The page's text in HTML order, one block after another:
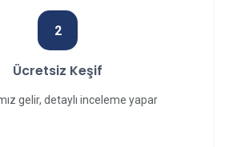
2
Ücretsiz Keşif
gelir, detaylı inceleme yapar